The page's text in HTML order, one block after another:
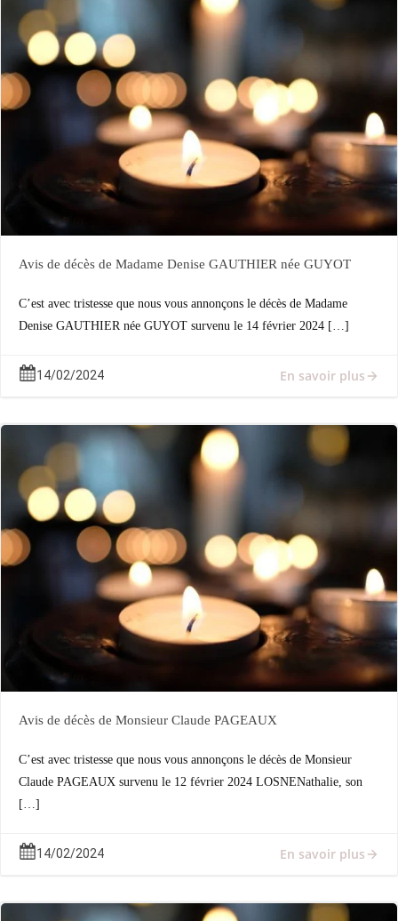
Avis de décès de Madame Denise GAUTHIER née GUYOT
C’est avec tristesse que nous vous annonçons le décès de Madame
Denise GAUTHIER née GUYOT survenu le 14 février 2024 […]
14/02/2024 En savoir plus
Avis de décès de Monsieur Claude PAGEAUX
C’est avec tristesse que nous vous annonçons le décès de Monsieur
Claude PAGEAUX survenu le 12 février 2024 LOSNENathalie, son
[…]
14/02/2024 En savoir plus